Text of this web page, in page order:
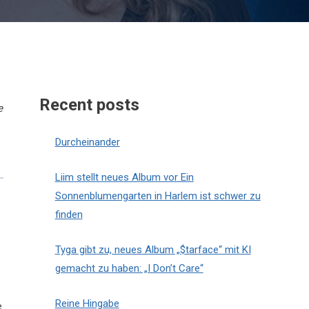
Recent posts
Durcheinander
Liim stellt neues Album vor Ein
Sonnenblumengarten in Harlem ist schwer zu
finden
Tyga gibt zu, neues Album „$tarface“ mit KI
gemacht zu haben: „I Don’t Care“
Reine Hingabe